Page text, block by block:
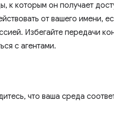
к которым он получает
от вашего имени,
Избегайте передачи
с агентами.
что ваша среда